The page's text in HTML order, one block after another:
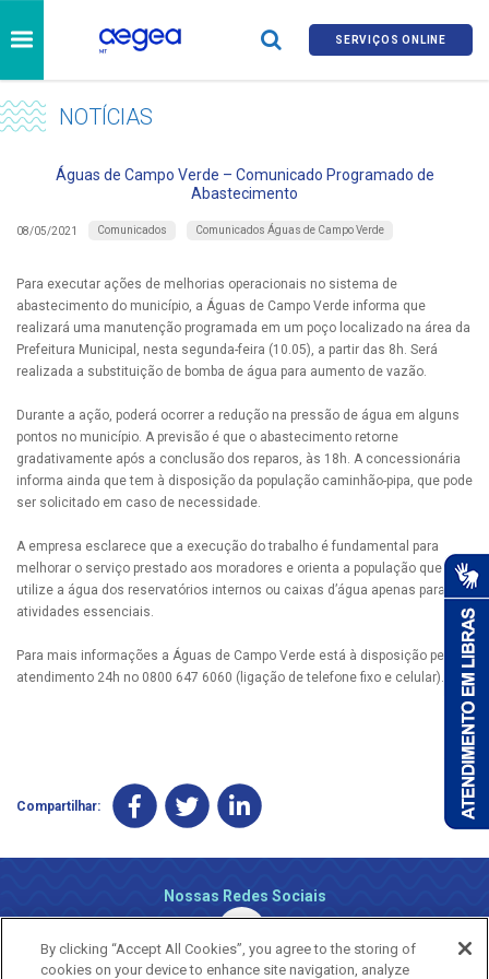
SERVIÇOS ONLINE
NOTÍCIAS
Águas de Campo Verde – Comunicado Programado de
Abastecimento
08/05/2021 Comunicados Comunicados Águas de Campo Verde
Para executar ações de melhorias operacionais no sistema de
abastecimento do município, a Águas de Campo Verde informa que
realizará uma manutenção programada em um poço localizado na área da
Prefeitura Municipal, nesta segunda-feira (10.05), a partir das 8h. Será
realizada a substituição de bomba de água para aumento de vazão.
Durante a ação, poderá ocorrer a redução na pressão de água em alguns
pontos no município. A previsão é que o abastecimento retorne
gradativamente após a conclusão dos reparos, às 18h. A concessionária
informa ainda que tem à disposição da população caminhão-pipa, que pode
ser solicitado em caso de necessidade.
A empresa esclarece que a execução do trabalho é fundamental para
melhorar o serviço prestado aos moradores e orienta a população que
utilize a água dos reservatórios internos ou caixas d’água apenas para
atividades essenciais.
Para mais informações a Águas de Campo Verde está à disposição pelo
atendimento 24h no 0800 647 6060 (ligação de telefone fixo e celular).
Compartilhar:
Nossas Redes Sociais
By clicking “Accept All Cookies”, you agree to the storing of
cookies on your device to enhance site navigation, analyze